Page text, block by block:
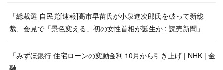
「総裁選 自民党[速報]高市早苗氏が小泉進次郎氏を破って新総
裁、会見で「景色変える」初の女性首相が誕生か : 読売新聞」
「みずほ銀行 住宅ローンの変動金利 10月から引き上げ | NHK | 金
融」